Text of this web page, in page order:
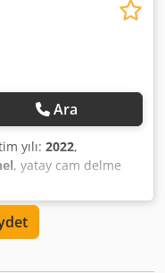
Ara
yılı: 2022,
, yatay cam delme
700 mm
: 1850 mm, Y : 1800